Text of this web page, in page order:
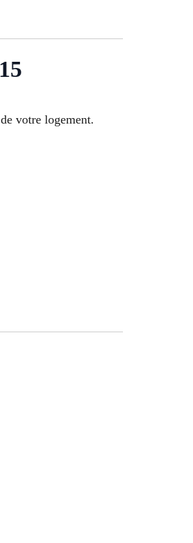
votre logement.